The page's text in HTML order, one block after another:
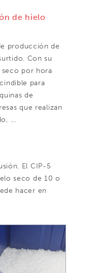
de hielo
producción de
Con su
seco por hora
para
de
que realizan
...
El CIP-5
seco de 10 o
hacer en